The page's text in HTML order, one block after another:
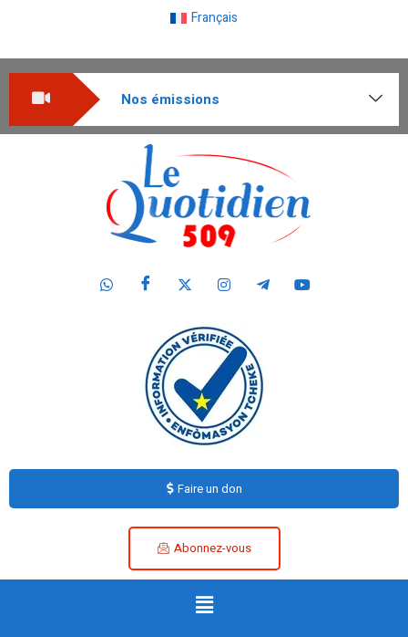
Français
Nos émissions
Faire un don
Abonnez-vous